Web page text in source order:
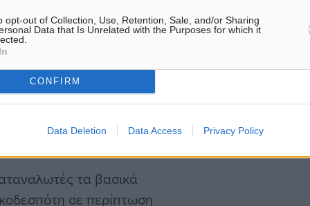
opt-out of Collection, Use, Retention, Sale, and/or Sharing
Data that Is Unrelated with the Purposes for which it
CONFIRM
Data Deletion Data Access Privacy Policy
καταναλωτές με τη
από αυτή του κράτους
και αδικαιολόγητα
καταγγελίας
τα βασικά
σε περίπτωση